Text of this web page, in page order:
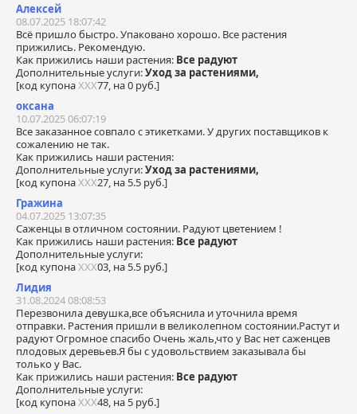
Алексей
08.07.2025 18:07:42
Всё пришло быстро. Упаковано хорошо. Все растения
прижились. Рекомендую.
Как прижились наши растения: Все радуют
Дополнительные услуги:Уход за растениями,
[код купонаХХХ77, на 0 руб.]
оксана
10.07.2025 06:07:19
Все заказанное совпало с этикетками. У других поставщиков к
сожалению не так.
Как прижились наши растения:
Дополнительные услуги:Уход за растениями,
[код купонаХХХ27, на 5.5 руб.]
Гражина
04.07.2025 13:07:35
Саженцы в отличном состоянии. Радуют цветением !
Как прижились наши растения: Все радуют
Дополнительные услуги:
[код купонаХХХ03, на 5.5 руб.]
Лидия
31.08.2024 08:08:53
Перезвонила девушка,все объяснила и уточнила время
отправки. Растения пришли в великолепном состоянии.Растут и
радуют Огромное спасибо Очень жаль,что у Вас нет саженцев
плодовых деревьев.Я бы с удовольствием заказывала бы
только у Вас.
Как прижились наши растения: Все радуют
Дополнительные услуги:
[код купонаХХХ48, на 5 руб.]